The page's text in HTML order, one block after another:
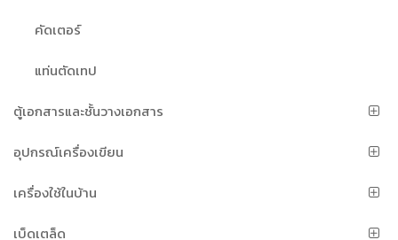
คัดเตอร์
แท่นตัดเทป
ตู้เอกสารและชั้นวางเอกสาร
อุปกรณ์เครื่องเขียน
เครื่องใช้ในบ้าน
เบ็ดเตล็ด